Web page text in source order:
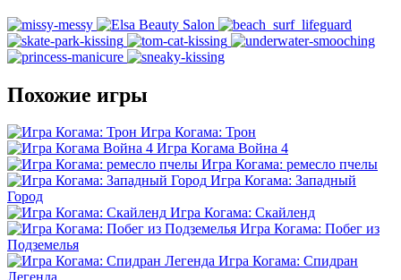
Похожие игры
Игра Когама: Трон
Игра Когама Война 4
Игра Когама: ремесло пчелы
Игра Когама: Западный
Город
Игра Когама: Скайленд
Игра Когама: Побег из
Подземелья
Игра Когама: Спидран